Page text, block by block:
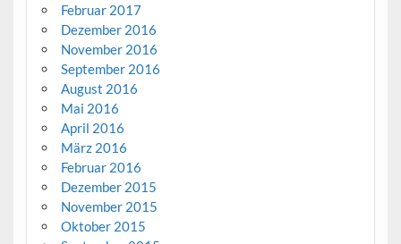
Februar 2017
Dezember 2016
November 2016
September 2016
August 2016
Mai 2016
April 2016
März 2016
Februar 2016
Dezember 2015
November 2015
Oktober 2015